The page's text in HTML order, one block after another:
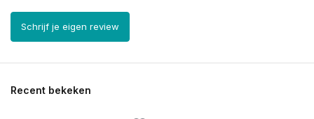
Schrijf je eigen review
Recent bekeken